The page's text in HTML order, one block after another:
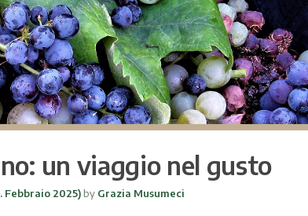
un viaggio nel gusto
Febbraio 2025) by Grazia Musumeci